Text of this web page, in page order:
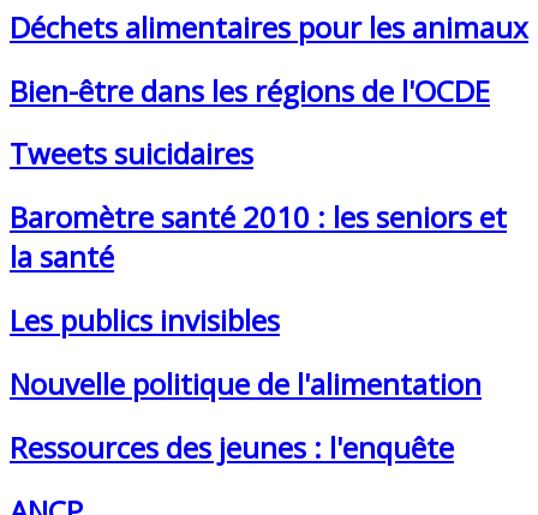
Déchets alimentaires pour les animaux
Bien-être dans les régions de l'OCDE
Tweets suicidaires
Baromètre santé 2010 : les seniors et
la santé
Les publics invisibles
Nouvelle politique de l'alimentation
Ressources des jeunes : l'enquête